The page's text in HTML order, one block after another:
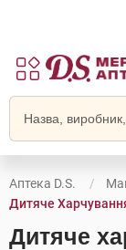
Аптека D.S.
Дитяче
Дитяче